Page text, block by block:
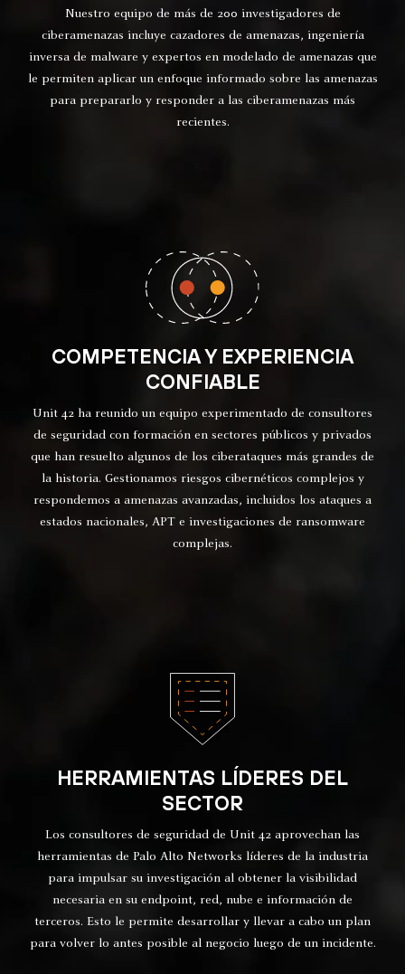
Nuestro equipo de más de 200 investigadores de
ciberamenazas incluye cazadores de amenazas, ingeniería
inversa de malware y expertos en modelado de amenazas que
le permiten aplicar un enfoque informado sobre las amenazas
para prepararlo y responder a las ciberamenazas más
recientes.
COMPETENCIA Y EXPERIENCIA
CONFIABLE
Unit 42 ha reunido un equipo experimentado de consultores
de seguridad con formación en sectores públicos y privados
que han resuelto algunos de los ciberataques más grandes de
la historia. Gestionamos riesgos cibernéticos complejos y
respondemos a amenazas avanzadas, incluidos los ataques a
estados nacionales, APT e investigaciones de ransomware
complejas.
HERRAMIENTAS LÍDERES DEL
SECTOR
Los consultores de seguridad de Unit 42 aprovechan las
herramientas de Palo Alto Networks líderes de la industria
para impulsar su investigación al obtener la visibilidad
necesaria en su endpoint, red, nube e información de
terceros. Esto le permite desarrollar y llevar a cabo un plan
para volver lo antes posible al negocio luego de un incidente.